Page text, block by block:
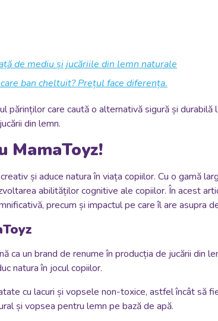
de mediu și jucăriile din lemn naturale
ban cheltuit? Prețul face diferența.
care caută o alternativă sigură și
din lemn.
MamaToyz!
și aduce natura în viața copiilor. Cu o gamă
abilităților cognitive ale copiilor. În acest
precum și impactul pe care îl are asupra
un brand de renume în producția de jucării din
natura în jocul copiilor.
cu lacuri și vopsele non-toxice, astfel încât să
și vopsea pentru lemn pe bază de apă.